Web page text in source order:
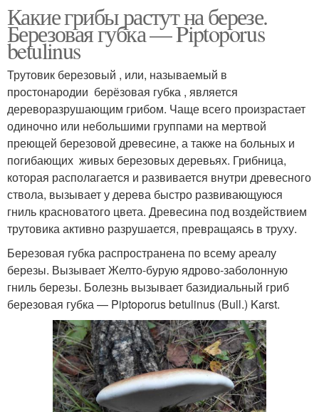
Какие грибы растут на березе.
Березовая губка — Piptoporus
betulinus
Трутовик березовый , или, называемый в
простонародии берёзовая губка , является
дереворазрушающим грибом. Чаще всего произрастает
одиночно или небольшими группами на мертвой
преющей березовой древесине, а также на больных и
погибающих живых березовых деревьях. Грибница,
которая располагается и развивается внутри древесного
ствола, вызывает у дерева быстро развивающуюся
гниль красноватого цвета. Древесина под воздействием
трутовика активно разрушается, превращаясь в труху.
Березовая губка распространена по всему ареалу
березы. Вызывает Желто-бурую ядрово-заболонную
гниль березы. Болезнь вызывает базидиальный гриб
березовая губка — Piptoporus betulinus (Bull.) Karst.